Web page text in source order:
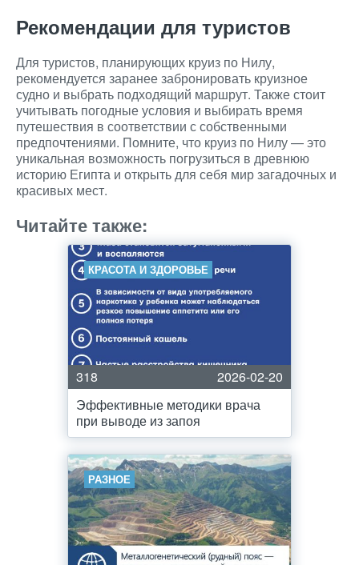
Рекомендации для туристов
Для туристов, планирующих круиз по Нилу,
рекомендуется заранее забронировать круизное
судно и выбрать подходящий маршрут. Также стоит
учитывать погодные условия и выбирать время
путешествия в соответствии с собственными
предпочтениями. Помните, что круиз по Нилу — это
уникальная возможность погрузиться в древнюю
историю Египта и открыть для себя мир загадочных и
красивых мест.
Читайте также:
КРАСОТА И ЗДОРОВЬЕ
318
2026-02-20
Эффективные методики врача
при выводе из запоя
РАЗНОЕ